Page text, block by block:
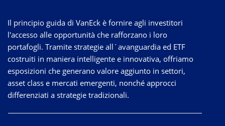
Il principio guida di VanEck è fornire agli investitori
l'accesso alle opportunità che rafforzano i loro
portafogli. Tramite strategie all´avanguardia ed ETF
costruiti in maniera intelligente e innovativa, offriamo
esposizioni che generano valore aggiunto in settori,
asset class e mercati emergenti, nonché approcci
differenziati a strategie tradizionali.